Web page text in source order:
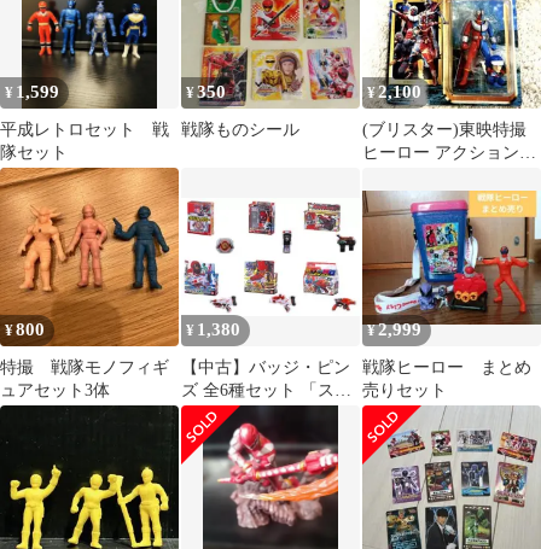
¥ 1,599
平成レトロセット 戦
隊セット
¥350
戦隊ものシール
¥2,100
(ブリスター)東映特撮
ヒーロー アクションフ
キカイダー01
¥800
特撮 戦隊モノフィギ
ュアセット3体
¥ 1,380
【中古】バッジ・ピン
ズ 全6種セット 「スー
パー戦隊シリーズ 変身
アイテムピンズコレク
ション02」
¥2,999
戦隊ヒーロー まとめ
売りセット